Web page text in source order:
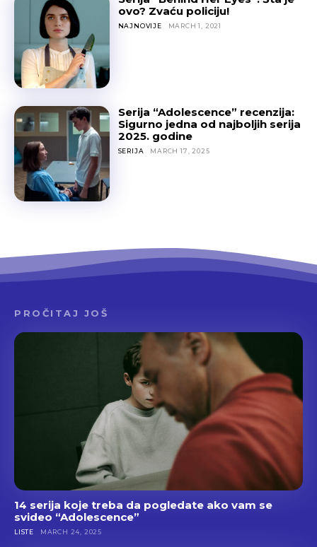
ovo? Zvaću policiju!
NAJNOVIJE MARCH 1, 2021
Serija “Adolescence” recenzija:
Sigurno jedna od najboljih serija
2025. godine
SERIJA MARCH 17, 2025
PROČITAJ JOŠ
14 serija koje treba da pogledate ako vam se
svideo “Adolescence”
LISTE MARCH 24, 2025